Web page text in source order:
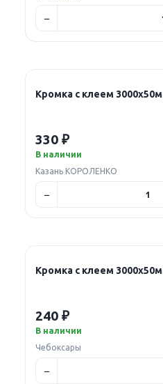
Кромка с клеем
330 ₽
В наличии
Казань КОРОЛЕНКО
Кромка с клеем
240 ₽
В наличии
Чебоксары